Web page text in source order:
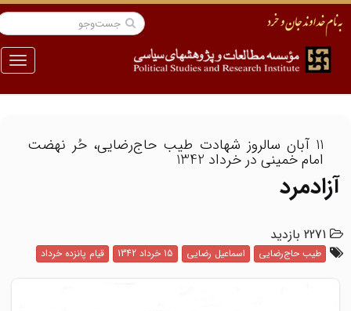
منو
11 آبان سالروز شهادت طیب حاج‌رضایی، حُر نهضت
امام خمینی در خرداد 1342
آزادمرد
2271 بازدید
طیب حاج‌رضایی اسماعیل رضایی قیام پانزده خرداد